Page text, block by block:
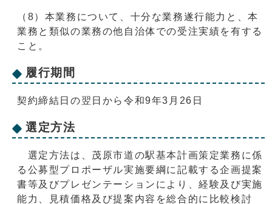
（8）本業務について、十分な業務遂行能力と、本
業務と類似の業務の他自治体での受注実績を有する
こと。
履行期間
契約締結日の翌日から令和9年3月26日
選定方法
選定方法は、茂原市道の駅基本計画策定業務に係
る公募型プロポーザル実施要綱に記載する企画提案
書等及びプレゼンテーションにより、経験及び実施
能力、見積価格及び提案内容を総合的に比較検討